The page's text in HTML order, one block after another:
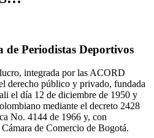
de Periodistas Deportivos
integrada por las ACORD
derecho público y privado, fundada
el día 12 de diciembre de 1950 y
mediante el decreto 2428
No. 4144 de 1966 y, con
de Comercio de Bogotá.